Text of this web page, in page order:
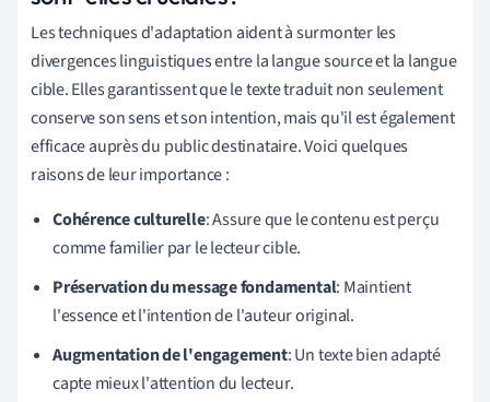
Les techniques d'adaptation aident à surmonter les
divergences linguistiques entre la langue source et la langue
cible. Elles garantissent que le texte traduit non seulement
conserve son sens et son intention, mais qu'il est également
efficace auprès du public destinataire. Voici quelques
raisons de leur importance :
Cohérence culturelle: Assure que le contenu est perçu
comme familier par le lecteur cible.
Préservation du message fondamental: Maintient
l'essence et l'intention de l'auteur original.
Augmentation de l'engagement: Un texte bien adapté
capte mieux l'attention du lecteur.